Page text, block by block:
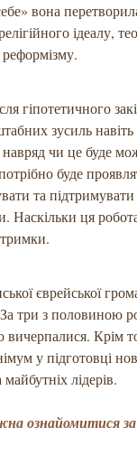
вона
ідеалу,
гіпотетичного
зусиль
чи це буде
буде
та
Наскільки ця
єврейської
три з половиною
вичерпалися. Крім
у підготовці
лідерів.
ознайомитися